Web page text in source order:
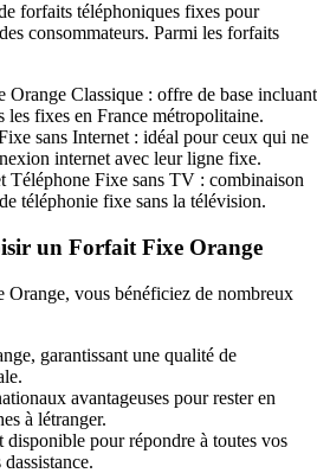
forfaits téléphoniques fixes pour
consommateurs. Parmi les forfaits
Orange Classique : offre de base incluant
les fixes en France métropolitaine.
sans Internet : idéal pour ceux qui ne
internet avec leur ligne fixe.
Téléphone Fixe sans TV : combinaison
téléphonie fixe sans la télévision.
un Forfait Fixe Orange
vous bénéficiez de nombreux
garantissant une qualité de
avantageuses pour rester en
à létranger.
disponible pour répondre à toutes vos